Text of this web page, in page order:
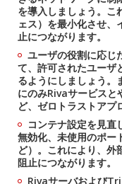
を導入しましょう。こ
ェス）を最小化させ、
止につながります。
ユーザの役割に応じ
て、許可されたユーザ
るようにしましょう。
にのみRivaサービスと
ど、ゼロトラストアプ
コンテナ設定を見直
無効化、未使用のポー
ど）。これにより、外
阻止につながります。
Rivaサーバおよび